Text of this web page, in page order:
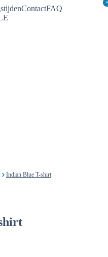
ContactFAQ
×
×
Indian Blue T-shirt